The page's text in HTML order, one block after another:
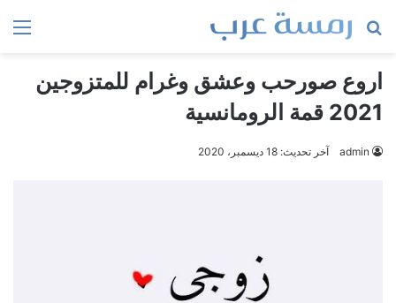
بحث
اروع صورحب وعشق وغرام للمتزوجين
2021 قمة الرومانسية
admin آخر تحديث: 18 ديسمبر، 2020